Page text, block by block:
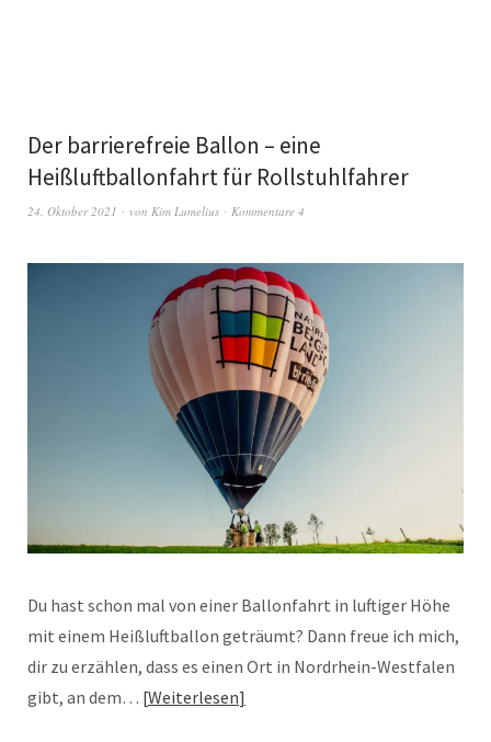
Der barrierefreie Ballon – eine
Heißluftballonfahrt für Rollstuhlfahrer
24. Oktober 2021 von Kim Lumelius Kommentare 4
Du hast schon mal von einer Ballonfahrt in luftiger Höhe
mit einem Heißluftballon geträumt? Dann freue ich mich,
dir zu erzählen, dass es einen Ort in Nordrhein-Westfalen
gibt, an dem… Weiterlesen